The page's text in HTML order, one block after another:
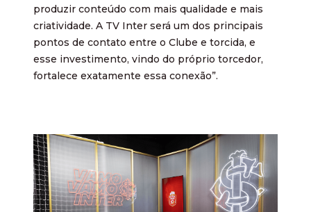
produzir conteúdo com mais qualidade e mais
criatividade. A TV Inter será um dos principais
pontos de contato entre o Clube e torcida, e
esse investimento, vindo do próprio torcedor,
fortalece exatamente essa conexão”.